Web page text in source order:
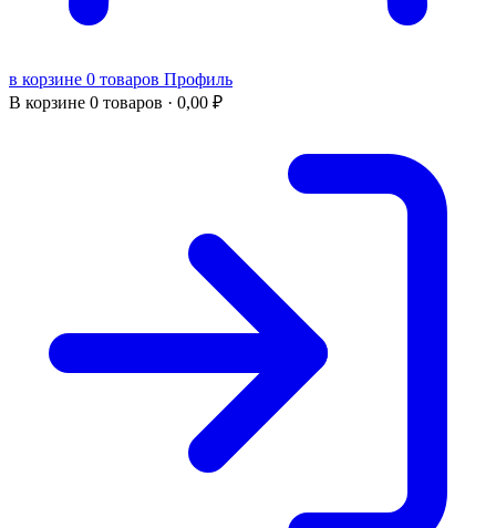
в корзине 0 товаров Профиль
В корзине 0 товаров · 0,00 ₽